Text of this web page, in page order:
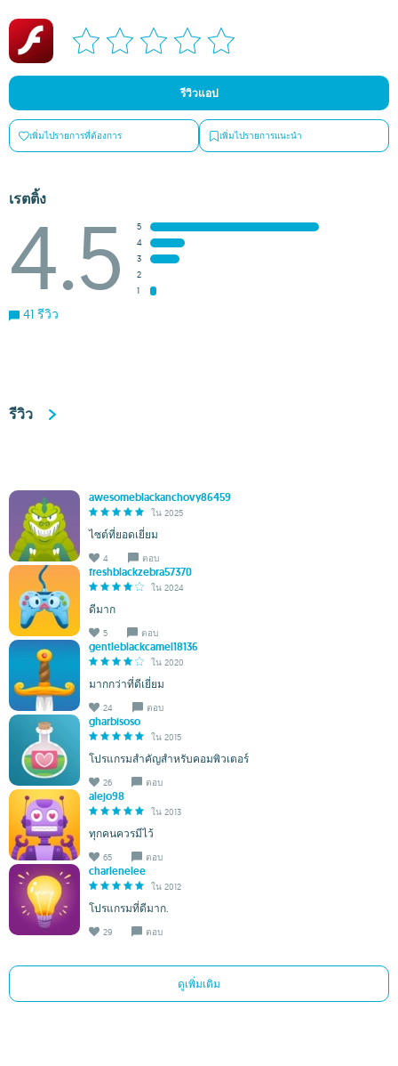
รีวิวแอป
เพิ่มไปรายการที่ต้องการ เพิ่มไปรายการแนะนำ
เรตติ้ง
4.5
5
4
3
2
1
41 รีวิว
รีวิว
awesomeblackanchovy86459
ใน 2025
ไซต์ที่ยอดเยี่ยม
4 ตอบ
freshblackzebra57370
ใน 2024
ดีมาก
5 ตอบ
gentleblackcamel18136
ใน 2020
มากกว่าที่ดีเยี่ยม
24 ตอบ
gharbisoso
ใน 2015
โปรแกรมสำคัญสำหรับคอมพิวเตอร์
26 ตอบ
alejo98
ใน 2013
ทุกคนควรมีไว้
65 ตอบ
charlenelee
ใน 2012
โปรแกรมที่ดีมาก.
29 ตอบ
ดูเพิ่มเติม